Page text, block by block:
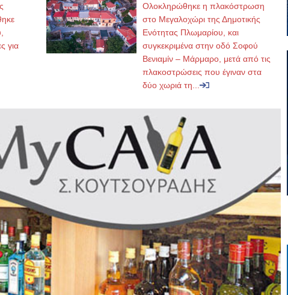
για
Ολοκληρώθηκε η πλακόστρωση
στο Μεγαλοχώρι της Δημοτικής
Ενότητας Πλωμαρίου, και
συγκεκριμένα στην οδό Σοφού
Βενιαμίν – Μάρμαρο, μετά από τις
πλακοστρώσεις που έγιναν στα
δύο χωριά τη...